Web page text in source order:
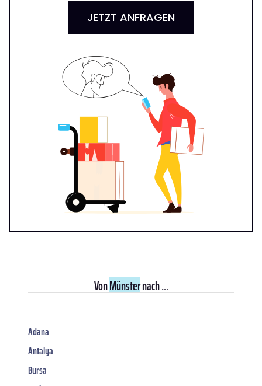
JETZT ANFRAGEN
VonMünsternach ...
Adana
Antalya
Bursa